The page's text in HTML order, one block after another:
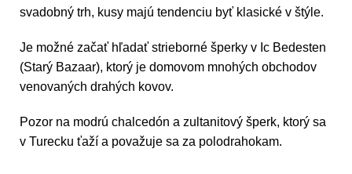
svadobný trh, kusy majú tendenciu byť klasické v štýle.
Je možné začať hľadať strieborné šperky v Ic Bedesten
(Starý Bazaar), ktorý je domovom mnohých obchodov
venovaných drahých kovov.
Pozor na modrú chalcedón a zultanitový šperk, ktorý sa
v Turecku ťaží a považuje sa za polodrahokam.